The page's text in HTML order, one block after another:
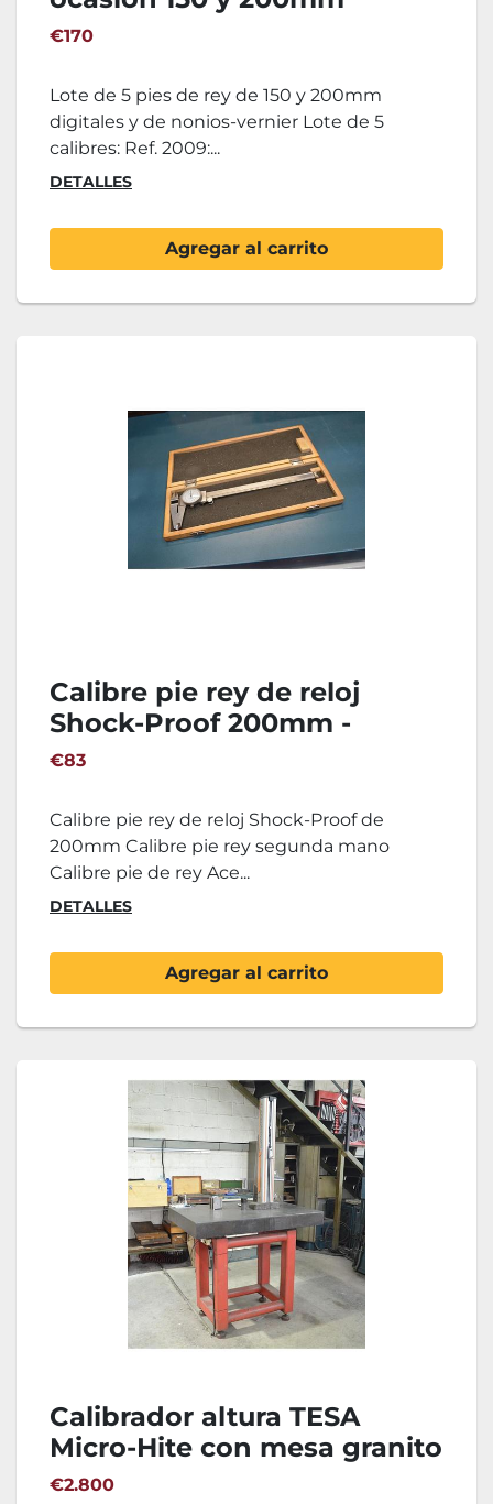
€170
Lote de 5 pies de rey de 150 y 200mm
digitales y de nonios-vernier Lote de 5
calibres: Ref. 2009:...
DETALLES
Agregar al carrito
Calibre pie rey de reloj
Shock-Proof 200mm -
0,02mm
€83
Calibre pie rey de reloj Shock-Proof de
200mm Calibre pie rey segunda mano
Calibre pie de rey Ace...
DETALLES
Agregar al carrito
Calibrador altura TESA
Micro-Hite con mesa granito
1200x800
€2.800